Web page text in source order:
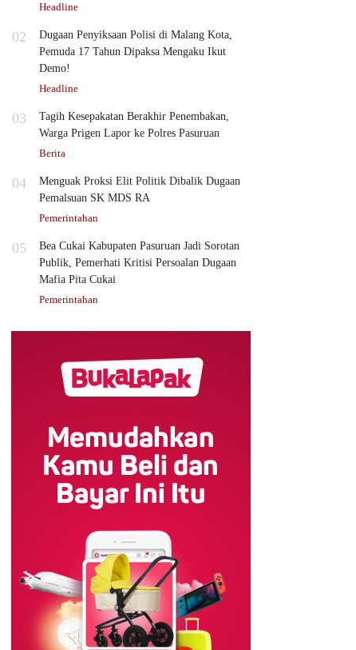
Headline
02
Dugaan Penyiksaan Polisi di Malang Kota,
Pemuda 17 Tahun Dipaksa Mengaku Ikut
Demo!
Headline
03
Tagih Kesepakatan Berakhir Penembakan,
Warga Prigen Lapor ke Polres Pasuruan
Berita
04
Menguak Proksi Elit Politik Dibalik Dugaan
Pemalsuan SK MDS RA
Pemerintahan
05
Bea Cukai Kabupaten Pasuruan Jadi Sorotan
Publik, Pemerhati Kritisi Persoalan Dugaan
Mafia Pita Cukai
Pemerintahan